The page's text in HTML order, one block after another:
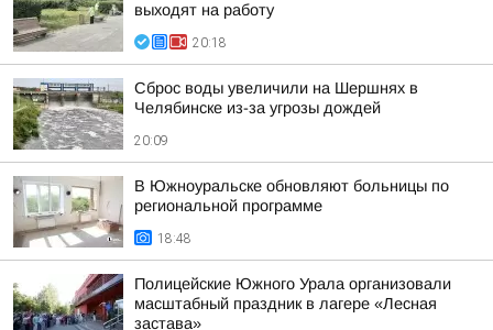
выходят на работу
20:18
Сброс воды увеличили на Шершнях в
Челябинске из-за угрозы дождей
20:09
В Южноуральске обновляют больницы по
региональной программе
18:48
Полицейские Южного Урала организовали
масштабный праздник в лагере «Лесная
застава»